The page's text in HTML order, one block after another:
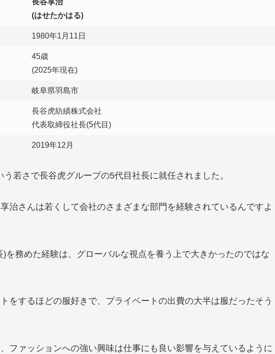
(はせたかはる)
1980年1月11日
45歳
(2025年現在)
岐阜県羽島市
長谷虎紡績株式会社
代表取締役社長(5代目)
2019年12月
若さで長谷虎グループの5代目社長に就任されました。
治さんは若くして会社のさまざまな部門を経験されているんですよ
を務めた経験は、グローバルな視点を養う上で大きかったのではな
をするほどの服好きで、プライベートの出費の大半は服だったそう
ファッションへの強い興味は仕事にも良い影響を与えているように